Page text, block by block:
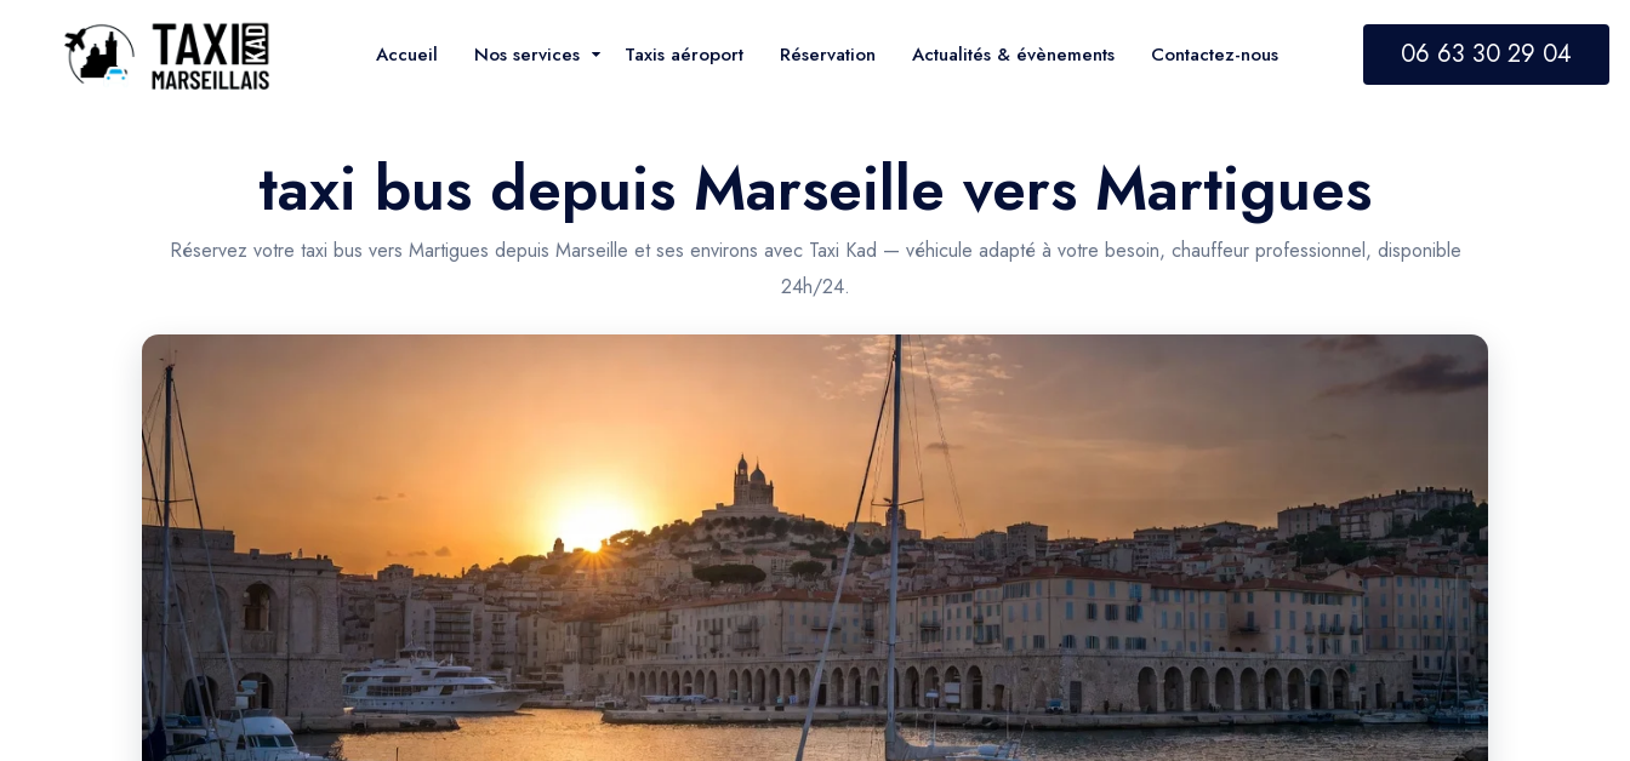
Accueil Nos services Taxis aéroport Réservation Actualités & évènements Contactez-nous 06 63 30 29 04
taxi bus depuis Marseille vers Martigues
Réservez votre taxi bus vers Martigues depuis Marseille et ses environs avec Taxi Kad — véhicule adapté à votre besoin, chauffeur professionnel, disponible
24h/24.